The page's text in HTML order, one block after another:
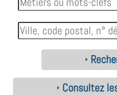
Consultez